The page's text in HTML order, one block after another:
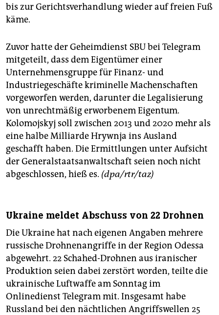
bis zur Gerichtsverhandlung wieder auf freien Fuß
käme.
Zuvor hatte der Geheimdienst SBU bei Telegram
mitgeteilt, dass dem Eigentümer einer
Unternehmensgruppe für Finanz- und
Industriegeschäfte kriminelle Machenschaften
vorgeworfen werden, darunter die Legalisierung
von unrechtmäßig erworbenem Eigentum.
Kolomojskyj soll zwischen 2013 und 2020 mehr als
eine halbe Milliarde Hrywnja ins Ausland
geschafft haben. Die Ermittlungen unter Aufsicht
der Generalstaatsanwaltschaft seien noch nicht
abgeschlossen, hieß es. (dpa/rtr/taz)
Ukraine meldet Abschuss von 22 Drohnen
Die Ukraine hat nach eigenen Angaben mehrere
russische Drohnenangriffe in der Region Odessa
abgewehrt. 22 Schahed-Drohnen aus iranischer
Produktion seien dabei zerstört worden, teilte die
ukrainische Luftwaffe am Sonntag im
Onlinedienst Telegram mit. Insgesamt habe
Russland bei den nächtlichen Angriffswellen 25